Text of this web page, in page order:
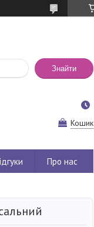
Знайти
Кошик
Про нас